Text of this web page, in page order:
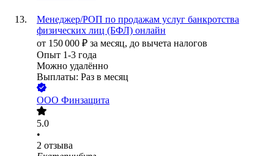
Менеджер/РОП по продажам услуг банкротства
физических лиц (БФЛ) онлайн
от 150 000 ₽ за месяц, до вычета налогов
Опыт 1-3 года
Можно удалённо
Выплаты: Раз в месяц
ООО Финзащита
5.0
•
2 отзыва